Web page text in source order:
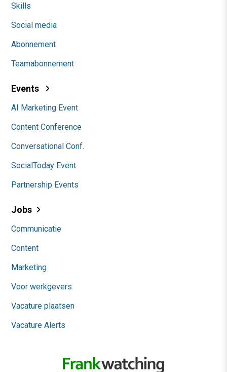
Skills
Social media
Abonnement
Teamabonnement
Events
AI Marketing Event
Content Conference
Conversational Conf.
SocialToday Event
Partnership Events
Jobs
Communicatie
Content
Marketing
Voor werkgevers
Vacature plaatsen
Vacature Alerts